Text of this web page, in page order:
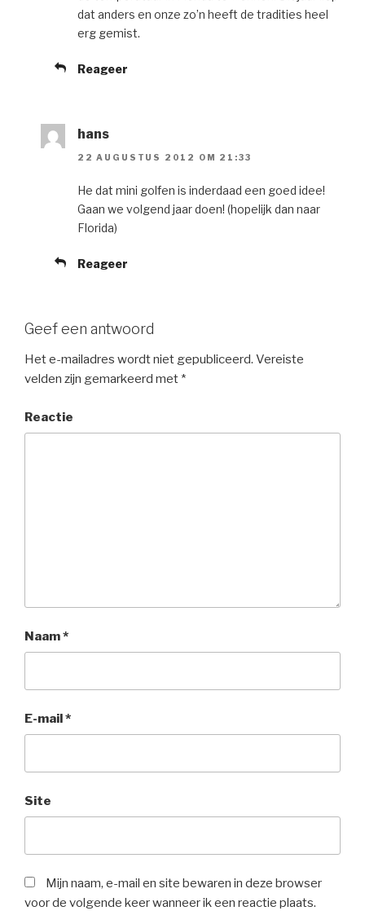
dat anders en onze zo’n heeft de tradities heel
erg gemist.
Reageer
hans
22 AUGUSTUS 2012 OM 21:33
He dat mini golfen is inderdaad een goed idee!
Gaan we volgend jaar doen! (hopelijk dan naar
Florida)
Reageer
Geef een antwoord
Het e-mailadres wordt niet gepubliceerd. Vereiste
velden zijn gemarkeerd met *
Reactie
Naam*
E-mail*
Site
Mijn naam, e-mail en site bewaren in deze browser
voor de volgende keer wanneer ik een reactie plaats.